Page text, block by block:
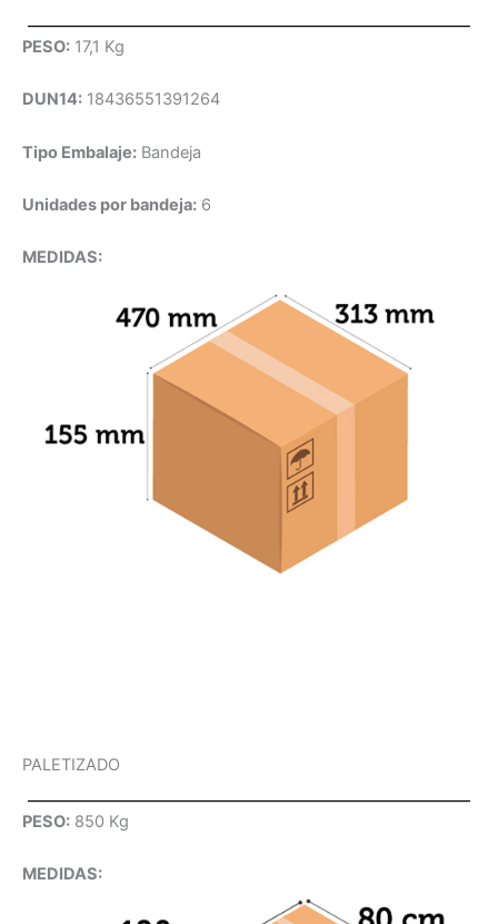
PESO: 17,1 Kg
DUN14: 18436551391264
Tipo Embalaje: Bandeja
Unidades por bandeja: 6
MEDIDAS:
PALETIZADO
PESO: 850 Kg
MEDIDAS: